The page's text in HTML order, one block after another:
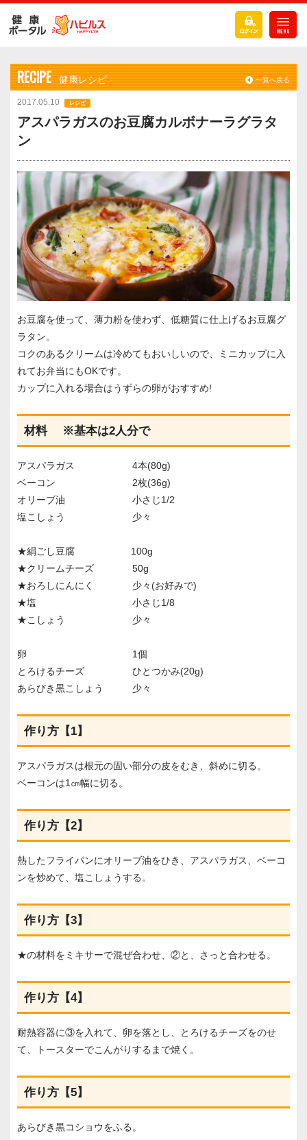
RECIPE 健康レシピ 一覧へ戻る
2017.05.10 レシピ
アスパラガスのお豆腐カルボナーラグラタ
ン
お豆腐を使って、薄力粉を使わず、低糖質に仕上げるお豆腐グ
ラタン。
コクのあるクリームは冷めてもおいしいので、ミニカップに入
れてお弁当にもOKです。
カップに入れる場合はうずらの卵がおすすめ!
材料 ※基本は2人分で
アスパラガス 4本(80g)
ベーコン 2枚(36g)
オリーブ油 小さじ1/2
塩こしょう 少々
★絹ごし豆腐 100g
★クリームチーズ 50g
★おろしにんにく 少々(お好みで)
★塩 小さじ1/8
★こしょう 少々
卵 1個
とろけるチーズ ひとつかみ(20g)
あらびき黒こしょう 少々
作り方【1】
アスパラガスは根元の固い部分の皮をむき、斜めに切る。
ベーコンは1㎝幅に切る。
作り方【2】
熱したフライパンにオリーブ油をひき、アスパラガス、ベーコ
ンを炒めて、塩こしょうする。
作り方【3】
★の材料をミキサーで混ぜ合わせ、②と、さっと合わせる。
作り方【4】
耐熱容器に③を入れて、卵を落とし、とろけるチーズをのせ
て、トースターでこんがりするまで焼く。
作り方【5】
あらびき黒コショウをふる。